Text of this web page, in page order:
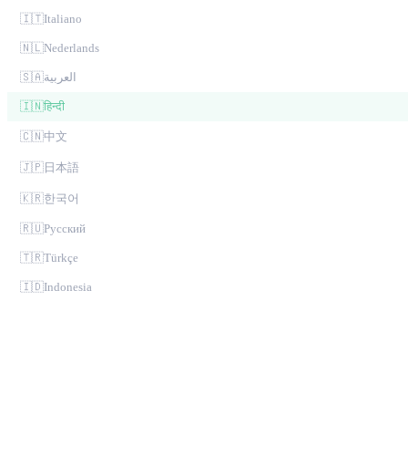
🇮🇹Italiano
🇳🇱Nederlands
🇸🇦العربية
🇮🇳हिन्दी
🇨🇳中文
🇯🇵 日本語
🇰🇷한국어
🇷🇺Русский
🇹🇷Türkçe
🇮🇩Indonesia